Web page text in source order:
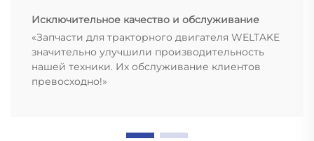
Исключительное качество и обслуживание
«Запчасти для тракторного двигателя WELTAKE
значительно улучшили производительность
нашей техники. Их обслуживание клиентов
превосходно!»